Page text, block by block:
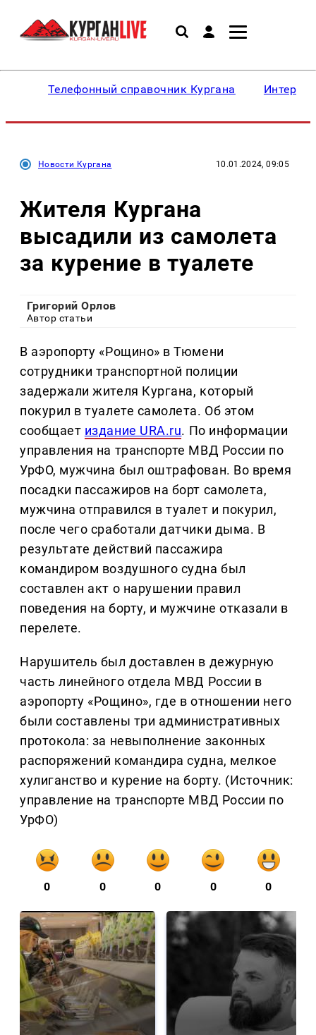
Телефонный справочник Кургана
Новости Кургана 10.01.2024, 09:05
Жителя Кургана
высадили из самолета
за курение в туалете
Григорий Орлов
Автор статьи
В аэропорту «Рощино» в Тюмени
сотрудники транспортной полиции
задержали жителя Кургана, который
покурил в туалете самолета. Об этом
сообщает издание URA.ru. По информации
управления на транспорте МВД России по
УрФО, мужчина был оштрафован. Во время
посадки пассажиров на борт самолета,
мужчина отправился в туалет и покурил,
после чего сработали датчики дыма. В
результате действий пассажира
командиром воздушного судна был
составлен акт о нарушении правил
поведения на борту, и мужчине отказали в
перелете.
Нарушитель был доставлен в дежурную
часть линейного отдела МВД России в
аэропорту «Рощино», где в отношении него
были составлены три административных
протокола: за невыполнение законных
распоряжений командира судна, мелкое
хулиганство и курение на борту. (Источник:
управление на транспорте МВД России по
УрФО)
0 0 0 0 0